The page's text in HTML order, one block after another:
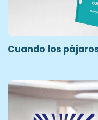
Cuando los